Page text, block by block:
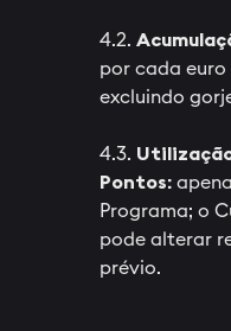
4.2.
por cada euro
excluindo
4.3.
Pontos:
Programa; o
pode alterar
prévio.